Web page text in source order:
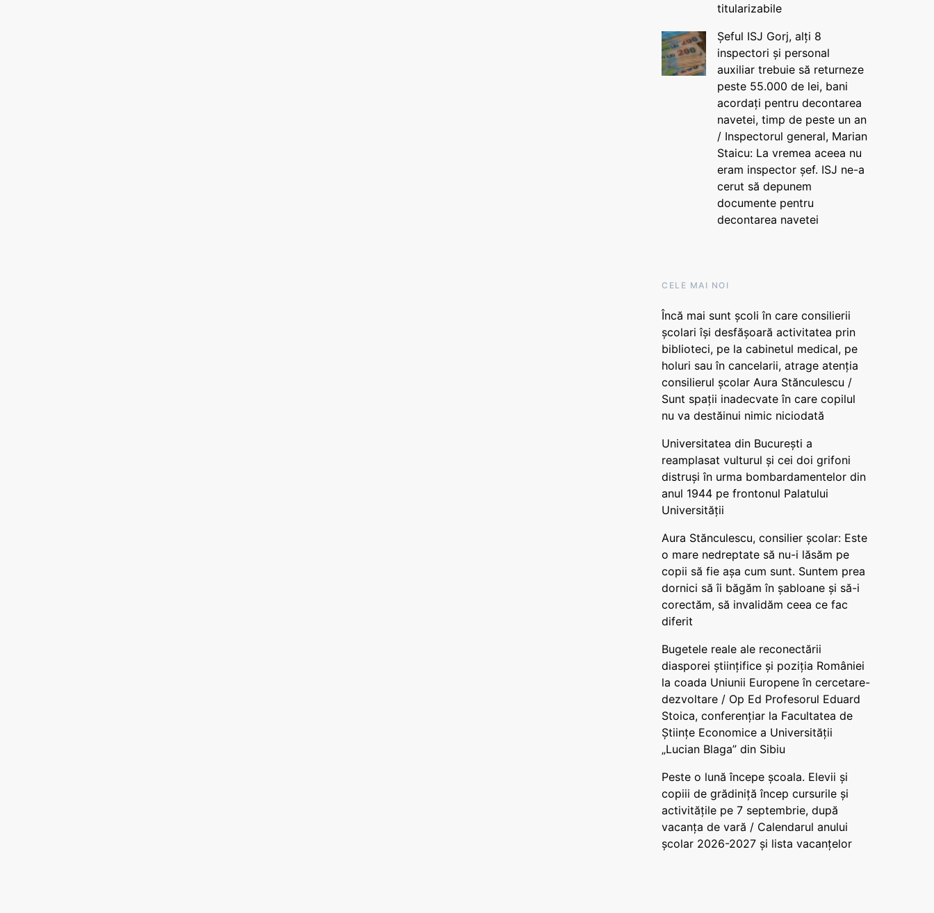
titularizabile
Șeful ISJ Gorj, alți 8
inspectori și personal
auxiliar trebuie să returneze
peste 55.000 de lei, bani
acordați pentru decontarea
navetei, timp de peste un an
/ Inspectorul general, Marian
Staicu: La vremea aceea nu
eram inspector șef. ISJ ne-a
cerut să depunem
documente pentru
decontarea navetei
CELE MAI NOI
Încă mai sunt școli în care consilierii
școlari își desfășoară activitatea prin
biblioteci, pe la cabinetul medical, pe
holuri sau în cancelarii, atrage atenția
consilierul școlar Aura Stănculescu /
Sunt spații inadecvate în care copilul
nu va destăinui nimic niciodată
Universitatea din București a
reamplasat vulturul și cei doi grifoni
distruși în urma bombardamentelor din
anul 1944 pe frontonul Palatului
Universității
Aura Stănculescu, consilier școlar: Este
o mare nedreptate să nu-i lăsăm pe
copii să fie așa cum sunt. Suntem prea
dornici să îi băgăm în șabloane și să-i
corectăm, să invalidăm ceea ce fac
diferit
Bugetele reale ale reconectării
diasporei științifice și poziția României
la coada Uniunii Europene în cercetare-
dezvoltare / Op Ed Profesorul Eduard
Stoica, conferențiar la Facultatea de
Științe Economice a Universității
„Lucian Blaga” din Sibiu
Peste o lună începe școala. Elevii și
copiii de grădiniță încep cursurile și
activitățile pe 7 septembrie, după
vacanța de vară / Calendarul anului
școlar 2026-2027 și lista vacanțelor